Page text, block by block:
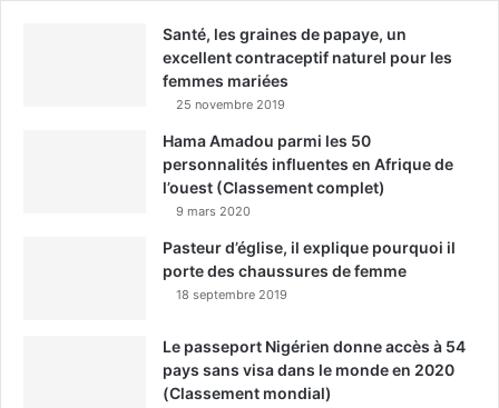
Santé, les graines de papaye, un
excellent contraceptif naturel pour les
femmes mariées
25 novembre 2019
Hama Amadou parmi les 50
personnalités influentes en Afrique de
l’ouest (Classement complet)
9 mars 2020
Pasteur d’église, il explique pourquoi il
porte des chaussures de femme
18 septembre 2019
Le passeport Nigérien donne accès à 54
pays sans visa dans le monde en 2020
(Classement mondial)